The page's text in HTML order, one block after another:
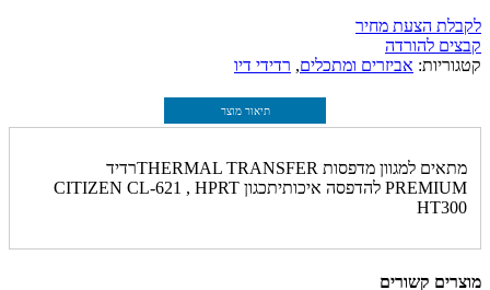
לקבלת הצעת מחיר
קבצים להורדה
קטגוריות: אביזרים ומתכלים, רדידי דיו
תיאור מוצר
מתאים למגוון מדפסות THERMAL TRANSFERרדיד
PREMIUM להדפסה איכותיתכגון CITIZEN CL-621 , HPRT
HT300
מוצרים קשורים